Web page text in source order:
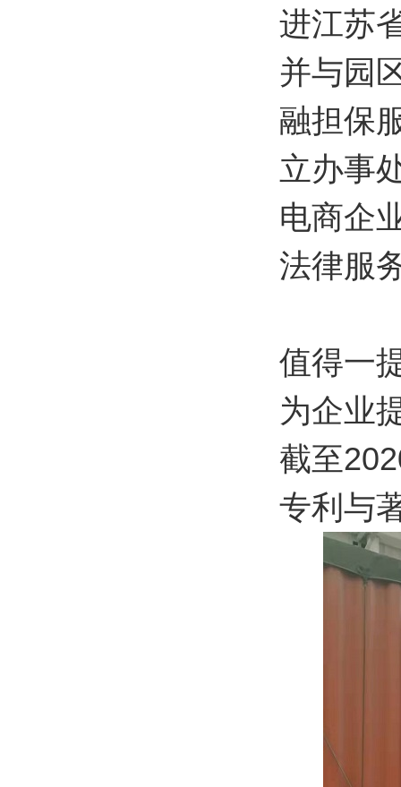
进江苏
并与园
融担保
立办事
电商企
法律服
值得一
为企业
截至
专利与